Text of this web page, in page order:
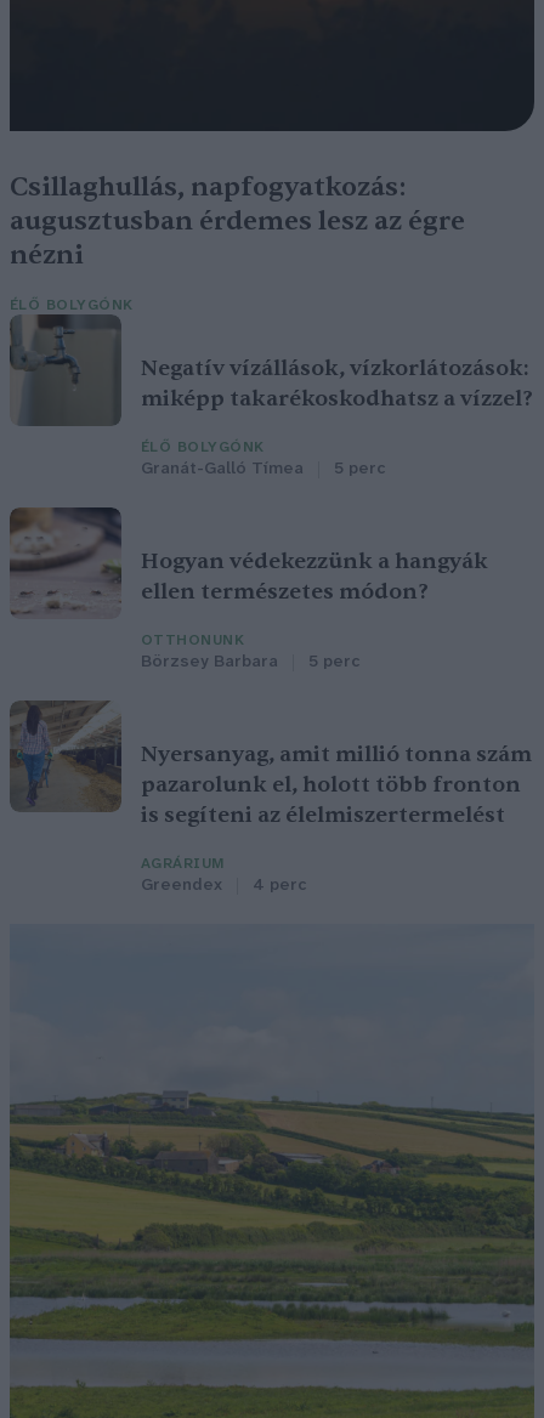
Csillaghullás, napfogyatkozás:
augusztusban érdemes lesz az égre
nézni
ÉLŐ BOLYGÓNK
Negatív vízállások, vízkorlátozások:
miképp takarékoskodhatsz a vízzel?
ÉLŐ BOLYGÓNK
Granát-Galló Tímea 5 perc
Hogyan védekezzünk a hangyák
ellen természetes módon?
OTTHONUNK
Börzsey Barbara 5 perc
Nyersanyag, amit millió tonna szám
pazarolunk el, holott több fronton
is segíteni az élelmiszertermelést
AGRÁRIUM
Greendex 4 perc